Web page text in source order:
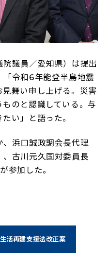
議員／愛知県）は提出
令和6年能登半島地震
舞い申し上げる。災害
のと認識している。与
い」と語った。
浜口誠政調会長代理
、古川元久国対委員長
参加した。
活再建支援法改正案
（新しいタブで開く）